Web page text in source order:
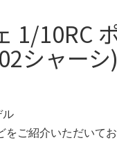
1/10RC
シャー
ル
ご紹介いただいてお